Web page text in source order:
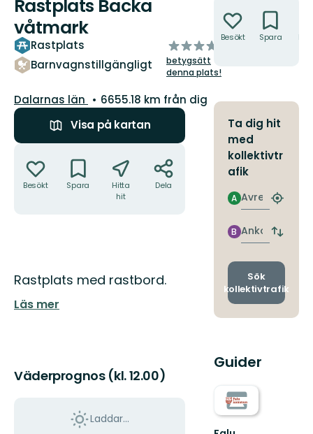
Rastplats Backa
våtmark
Rastplats
Barnvagnstillgängligt
av
5
stjärnor
betygsätt
denna plats!
Län:
Dalarnas län
6655.18 km från dig
Visa på kartan
Besökt Spara
Hitta
hit
Dela
Beskrivning
Rastplats med rastbord.
Läs mer
Väderprognos (kl. 12.00)
Laddar...
Besökt Spara
Ta dig hit
med
kollektivtr
afik
Avresa
A
Hitta
Ankomst
B
Byt
och
Sök
kollektivtrafik
Guider